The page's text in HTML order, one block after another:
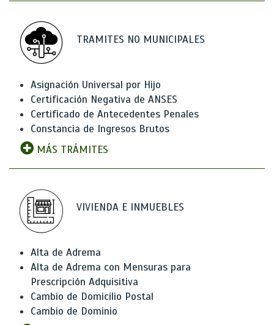
TRAMITES NO MUNICIPALES
Asignación Universal por Hijo
Certificación Negativa de ANSES
Certificado de Antecedentes Penales
Constancia de Ingresos Brutos
MÁS TRÁMITES
VIVIENDA E INMUEBLES
Alta de Adrema
Alta de Adrema con Mensuras para
Prescripción Adquisitiva
Cambio de Domicilio Postal
Cambio de Dominio